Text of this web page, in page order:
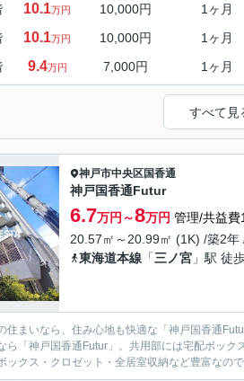
10.1万円 10,000円 1ヶ月
10.1万円 10,000円 1ヶ月
9.4万円 7,000円 1ヶ月
すべて見
神戸市中央区国香通
神戸国香通Futur
6.7万円～8万円 管理/共益費
20.57㎡～20.99㎡ (1K) /築2年
東海道本線 「三ノ宮 」駅 徒
住まいなら、住み心地も快適な「神戸国香通
ら「神戸国香通Futur」。共用部には宅配ボッ
ックス・クロゼット・全居室収納など豊富なの